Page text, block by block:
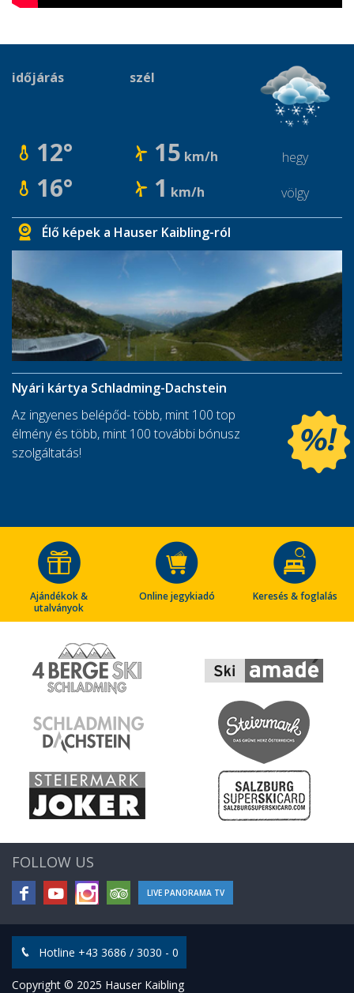
időjárás szél
12° 15 km/h hegy
16° 1 km/h völgy
Élő képek a Hauser Kaibling-ról
Nyári kártya Schladming-Dachstein
Az ingyenes belépőd- több, mint 100 top
élmény és több, mint 100 további bónusz
szolgáltatás!
Ajándékok &
utalványok
Online jegykiadó Keresés & foglalás
FOLLOW US
LIVE PANORAMA TV
Hotline +43 3686 / 3030 - 0
Copyright © 2025 Hauser Kaibling